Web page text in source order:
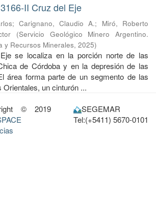
II Cruz del Eje
; Carignano, Claudio A.; Miró, Roberto
(Servicio Geológico Minero Argentino.
y Recursos Minerales, 2025)
se localiza en la porción norte de las
de Córdoba y en la depresión de las
área forma parte de un segmento de las
un cinturón ...
© 2019
SEGEMAR
Tel:(+5411) 5670-0101